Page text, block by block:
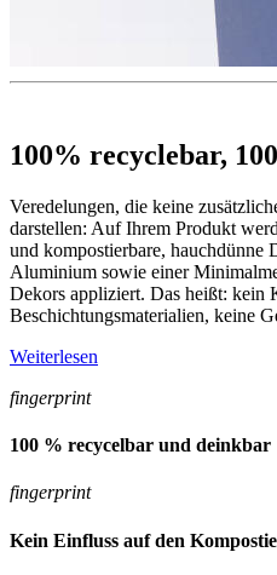
100% recyclebar,
Veredelungen, die keine
darstellen: Auf Ihrem Produkt
und kompostierbare, hauchdünne
Aluminium sowie einer
Dekors appliziert. Das heißt: kein
Beschichtungsmaterialien, keine
Weiterlesen
fingerprint
100 % recycelbar und deinkbar
fingerprint
Kein Einfluss auf den